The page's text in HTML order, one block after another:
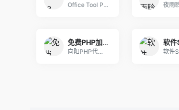
Office Tool Plus 是一个用于部署
免费PHP加密系统 - PHP代码加密平台
向阳PHP代码加密系统(php加密平台)PHP混